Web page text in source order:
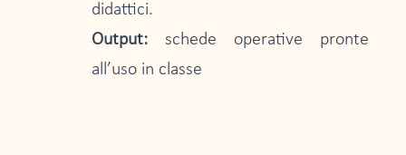
didattici.
Output: schede operative pronte
all’uso in classe